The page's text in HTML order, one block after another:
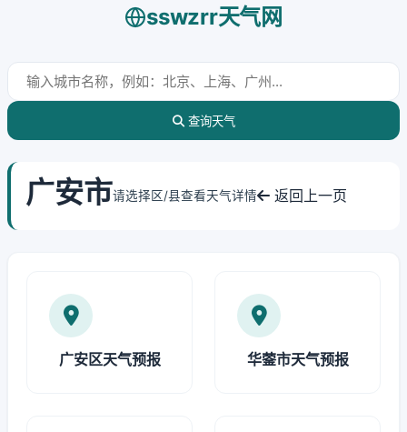
sswzrr天气网
查询天气
广安市请选择区/县查看天气详情 返回上一页
广安区天气预报 华蓥市天气预报